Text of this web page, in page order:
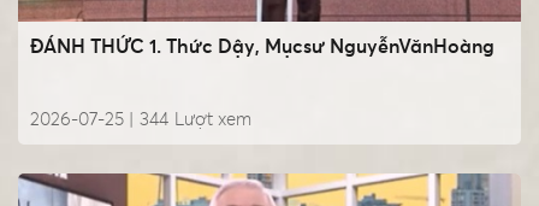
ĐÁNH THỨC 1. Thức Dậy, Mụcsư NguyễnVănHoàng
2026-07-25 | Lượt xem
344